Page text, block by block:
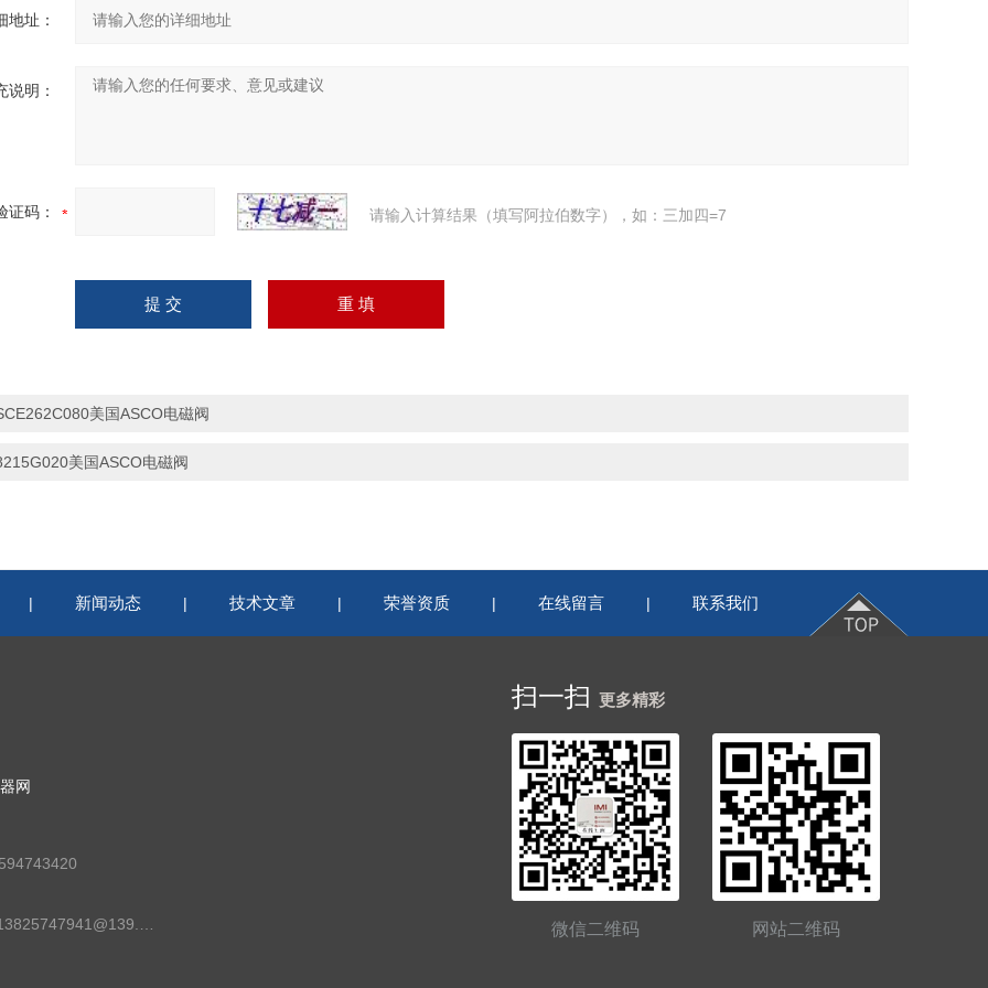
地址：
说明：
证码： 请输入计算结果（填写阿拉伯数字），如：三加四=7
美国ASCO电磁阀
美国ASCO电磁阀
| 新闻动态 | 技术文章 | 荣誉资质 | 在线留言 | 联系我们
网
扫一扫 更多精彩
微信二维码 网站二维码